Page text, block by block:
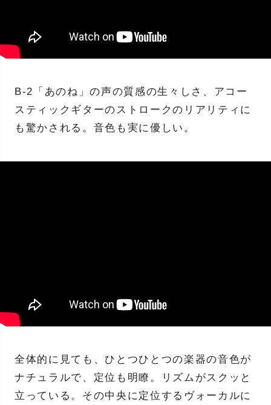
B-2「あのね」の声の質感の生々しさ、アコー
スティックギターのストロークのリアリティに
も驚かされる。音色も実に優しい。
全体的に見ても、ひとつひとつの楽器の音色が
ナチュラルで、定位も明瞭。リズムがスクッと
立っている。その中央に定位するヴォーカルに